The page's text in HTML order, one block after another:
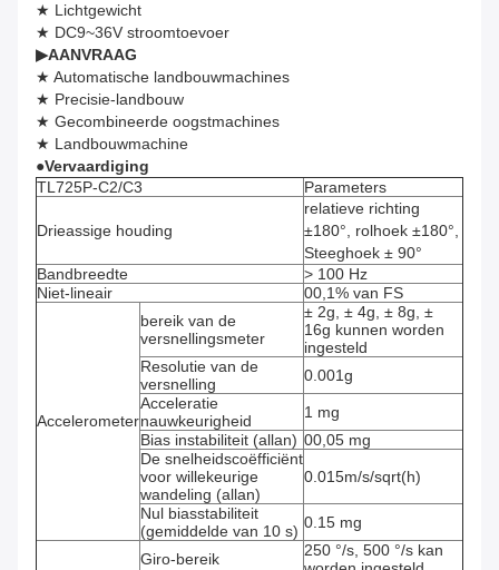
★ Lichtgewicht
★ DC9~36V stroomtoevoer
▶AANVRAAG
★ Automatische landbouwmachines
★ Precisie-landbouw
★ Gecombineerde oogstmachines
★ Landbouwmachine
●Vervaardiging
TL725P-C2/C3
Parameters
Drieassige houding
relatieve richting
±180°, rolhoek ±180°,
Steeghoek ± 90°
Bandbreedte
> 100 Hz
Niet-lineair
00,1% van FS
Accelerometer
bereik van de
versnellingsmeter
± 2g, ± 4g, ± 8g, ±
16g kunnen worden
ingesteld
Resolutie van de
versnelling
0.001g
Acceleratie
nauwkeurigheid
1 mg
Bias instabiliteit (allan) 00,05 mg
De snelheidscoëfficiënt
voor willekeurige
wandeling (allan)
0.015m/s/sqrt(h)
Nul biasstabiliteit
(gemiddelde van 10 s) 0.15 mg
Giro-bereik
250 °/s, 500 °/s kan